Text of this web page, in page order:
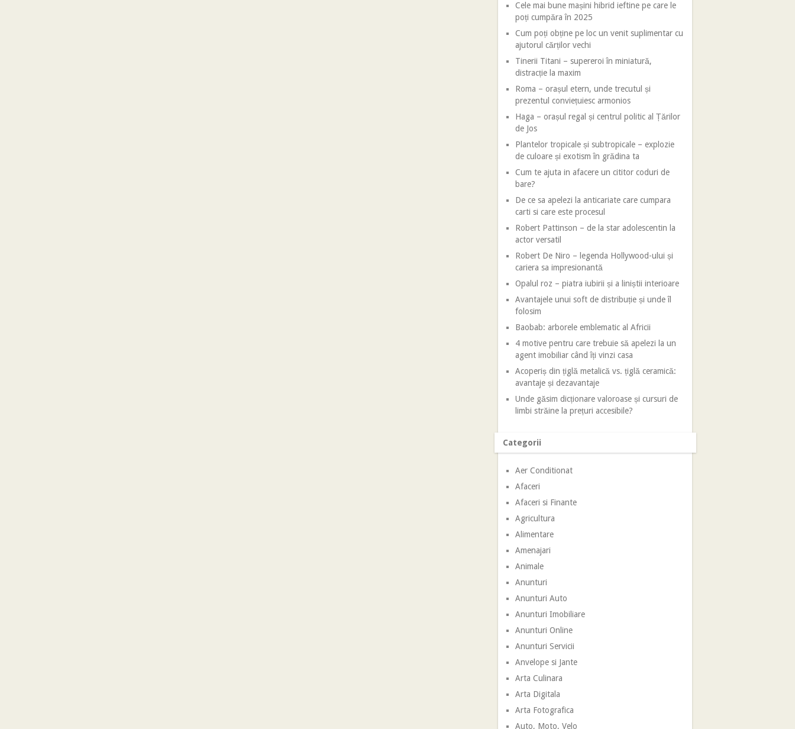
Cele mai bune mașini hibrid ieftine pe care le
poți cumpăra în 2025
Cum poți obține pe loc un venit suplimentar cu
ajutorul cărților vechi
Tinerii Titani – supereroi în miniatură,
distracție la maxim
Roma – orașul etern, unde trecutul și
prezentul conviețuiesc armonios
Haga – orașul regal și centrul politic al Țărilor
de Jos
Plantelor tropicale și subtropicale – explozie
de culoare și exotism în grădina ta
Cum te ajuta in afacere un cititor coduri de
bare?
De ce sa apelezi la anticariate care cumpara
carti si care este procesul
Robert Pattinson – de la star adolescentin la
actor versatil
Robert De Niro – legenda Hollywood-ului și
cariera sa impresionantă
Opalul roz – piatra iubirii și a liniștii interioare
Avantajele unui soft de distribuție și unde îl
folosim
Baobab: arborele emblematic al Africii
4 motive pentru care trebuie să apelezi la un
agent imobiliar când îți vinzi casa
Acoperiș din țiglă metalică vs. țiglă ceramică:
avantaje și dezavantaje
Unde găsim dicționare valoroase și cursuri de
limbi străine la prețuri accesibile?
Categorii
Aer Conditionat
Afaceri
Afaceri si Finante
Agricultura
Alimentare
Amenajari
Animale
Anunturi
Anunturi Auto
Anunturi Imobiliare
Anunturi Online
Anunturi Servicii
Anvelope si Jante
Arta Culinara
Arta Digitala
Arta Fotografica
Auto, Moto, Velo